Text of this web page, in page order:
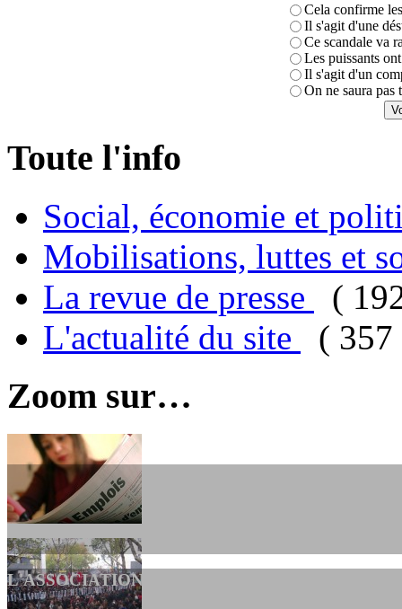
Cela confirme
Il s'agit d'une
Ce scandale va
Les puissants
Il s'agit d'un
On ne saura pas
Toute l'info
Social, économie et
Mobilisations, luttes et
La revue de presse
(
L'actualité du site
( 357
Zoom sur…
L'ASSOCIATION